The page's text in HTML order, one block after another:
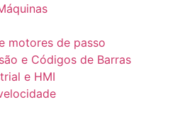
motores de passo
e Códigos de Barras
e HMI